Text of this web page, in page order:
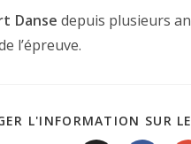
Danse depuis plusieurs
l’épreuve.
L'INFORMATION SUR